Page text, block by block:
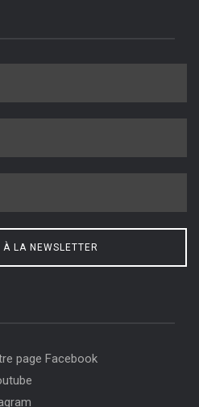
LA NEWSLETTER
page Facebook